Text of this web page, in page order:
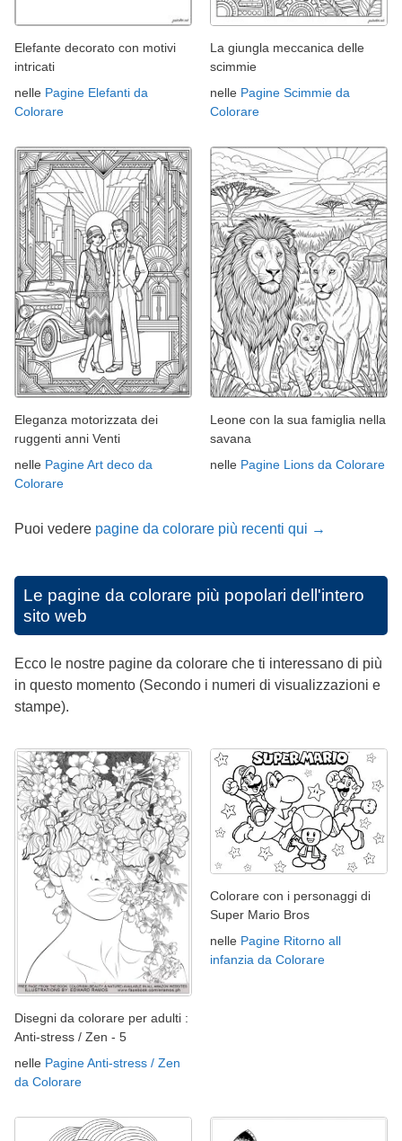
Elefante decorato con motivi
intricati
nelle Pagine Elefanti da
Colorare
La giungla meccanica delle
scimmie
nelle Pagine Scimmie da
Colorare
Eleganza motorizzata dei
ruggenti anni Venti
nelle Pagine Art deco da
Colorare
Leone con la sua famiglia nella
savana
nelle Pagine Lions da Colorare
Puoi vedere pagine da colorare più recenti qui →
Le pagine da colorare più popolari dell'intero
sito web
Ecco le nostre pagine da colorare che ti interessano di più
in questo momento (Secondo i numeri di visualizzazioni e
stampe).
Disegni da colorare per adulti :
Anti-stress / Zen - 5
nelle Pagine Anti-stress / Zen
da Colorare
Colorare con i personaggi di
Super Mario Bros
nelle Pagine Ritorno all
infanzia da Colorare